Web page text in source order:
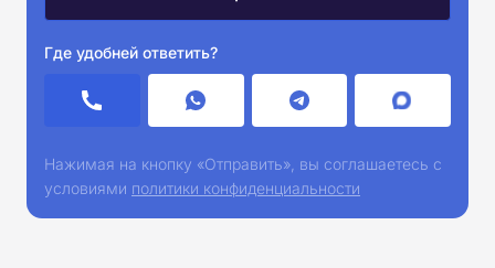
Где удобней ответить?
Нажимая на кнопку «Отправить», вы соглашаетесь с
условиями политики конфиденциальности